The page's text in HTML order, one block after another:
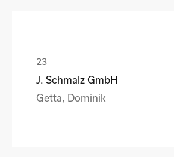
J. Schmalz GmbH
Getta, Dominik